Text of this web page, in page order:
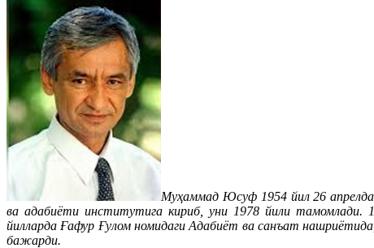
Муҳаммад Юсуф 1954 йил 26
ва адабиёти институтига кириб, уни 1978 йили тамомлади.
йилларда Ғафур Ғулом номидаги Адабиёт ва санъат
бажарди.